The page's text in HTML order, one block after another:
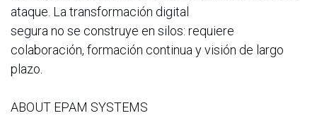
ataque. La transformación digital
segura no se construye en silos: requiere
colaboración, formación continua y visión de largo
plazo.
ABOUT EPAM SYSTEMS